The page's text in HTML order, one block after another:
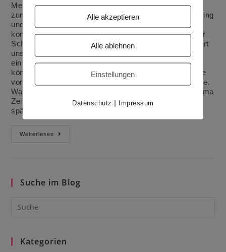
Mein letzter Beitrag ist wieder eine Weile her. Es liegt
zum Teil an unserem Italienurlaub, in dem wir Sightseeing
und Genuss in Verona, Bologna und Florenz verbinden
konnten. Viel wichtiger war aber der Besuch bei meiner
Schwiegerfamilie in Kalabrien. Zum einen haben wir dort
unseren Kleinen vorgestellt und zum anderen habe ich
ein paar Rezepte bei der Nonna (Oma) abgucken
können.Heute möchte ich Nonnas leckere Paprikasoße
vorstellen. Sie füllt sie in Gläser ab und pasteurisiert sie.
Was hat das nun mit Zeitmanagement zu tun?Das Thema
Zeitmanagement in der Küche beschäftigt mich
spätestens seit ich Vollzeithausfrau bin. Langsam…
Weiterlesen
Nonnas
Suche im Blog
Kategorien
Alle akzeptieren
Alle ablehnen
Einstellungen
Datenschutz | Impressum